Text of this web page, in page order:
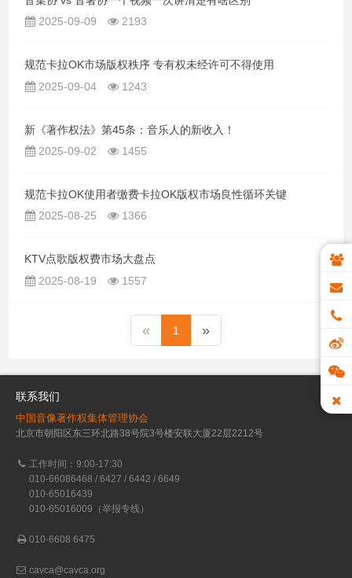
2025-09-09
2193
规范卡拉OK市场版权秩序 专有权未经许可不得使用
2025-09-04
1243
新《著作权法》第45条：音乐人的新收入！
2025-09-02
1455
规范卡拉OK使用者缴费卡拉OK版权市场良性循环关键
2025-08-25
1366
KTV点歌版权费市场大盘点
2025-08-19
1557
« 1 »
联系我们
中国音像著作权集体管理协会
北京市朝阳区东三环北路38号院3号楼安联大厦22层2212号
工作时间：9:00-17:30
010-66086468 / 6427 / 6442 / 6649
010-65016439
010-65016009（举报专线）
010-6608 6475
cavca@cavca.org